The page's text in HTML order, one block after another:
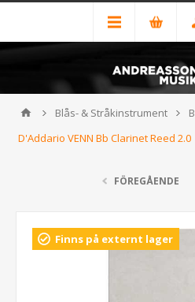
Blås- & Stråkinstrument
D'Addario VENN Bb Clarinet Reed 2.0
FÖREGÅENDE
Finns på externt lager